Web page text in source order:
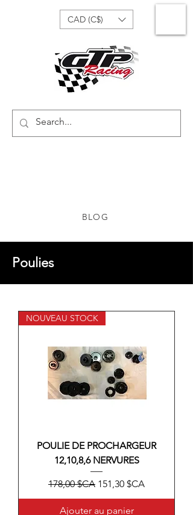
CAD (C$)
BLOG
Poulies
NOUVEAU STOCK
POULIE DE PROCHARGEUR
12,10,8,6 NERVURES
Prix original
178,00 $CA Prix promotionnel
151,30 $CA
Ajouter au panier